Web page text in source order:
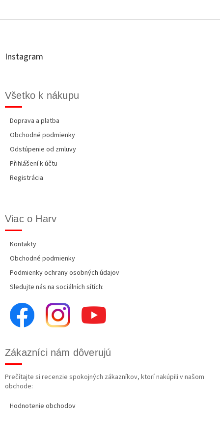
á
Instagram
Všetko k nákupu
Doprava a platba
Obchodné podmienky
Odstúpenie od zmluvy
Přihlášení k účtu
Registrácia
Viac o Harv
Kontakty
Obchodné podmienky
Podmienky ochrany osobných údajov
Sledujte nás na sociálních sítích:
Zákazníci nám dôverujú
Prečítajte si recenzie spokojných zákazníkov, ktorí nakúpili v našom
obchode:
Hodnotenie obchodov